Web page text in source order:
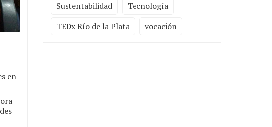
en
Sustentabilidad
Tecnología
TEDx Río de la Plata
vocación